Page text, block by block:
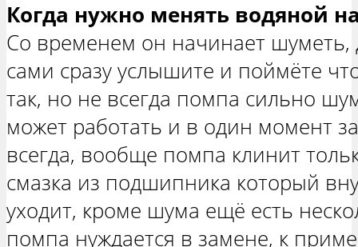
Когда нужно менять водяной
Со временем он начинает шуметь,
сами сразу услышите и поймёте
так, но не всегда помпа сильно
может работать и в один момент
всегда, вообще помпа клинит
смазка из подшипника который
уходит, кроме шума ещё есть
помпа нуждается в замене, к